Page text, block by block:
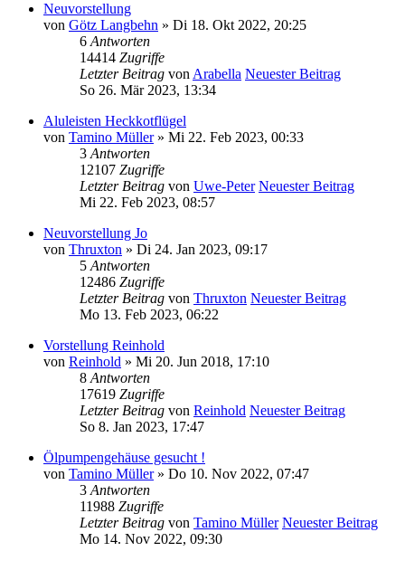
Neuvorstellung
von Götz Langbehn » Di 18. Okt 2022, 20:25
6 Antworten
14414 Zugriffe
Letzter Beitrag von Arabella Neuester Beitrag
So 26. Mär 2023, 13:34
Aluleisten Heckkotflügel
von Tamino Müller» Mi 22. Feb 2023, 00:33
3 Antworten
12107 Zugriffe
Letzter Beitrag von Uwe-Peter Neuester Beitrag
Mi 22. Feb 2023, 08:57
Neuvorstellung Jo
von Thruxton » Di 24. Jan 2023, 09:17
5 Antworten
12486 Zugriffe
Letzter Beitrag von Thruxton Neuester Beitrag
Mo 13. Feb 2023, 06:22
Vorstellung Reinhold
von Reinhold » Mi 20. Jun 2018, 17:10
8 Antworten
17619 Zugriffe
Letzter Beitrag von Reinhold Neuester Beitrag
So 8. Jan 2023, 17:47
Ölpumpengehäuse gesucht !
von Tamino Müller» Do 10. Nov 2022, 07:47
3 Antworten
11988 Zugriffe
Letzter Beitrag von Tamino Müller Neuester Beitrag
Mo 14. Nov 2022, 09:30